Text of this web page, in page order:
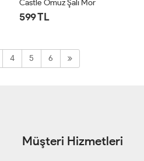
Castle Omuz Şalı Mor
599 TL
4 5 6
Müşteri Hizmetleri